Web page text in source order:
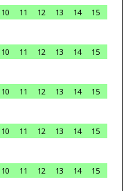
10 11 12 13 14
15
10 11 12 13 14
15
10 11 12 13 14
15
10 11 12 13 14
15
10 11 12 13 14
15